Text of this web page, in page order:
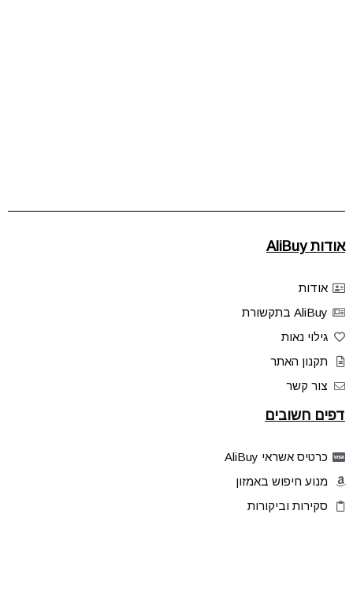
אודות AliBuy
אודות
AliBuy בתקשורת
גילוי נאות
תקנון האתר
צור קשר
דפים חשובים
כרטיס אשראי AliBuy
מנוע חיפוש באמזון
סקירות וביקורות